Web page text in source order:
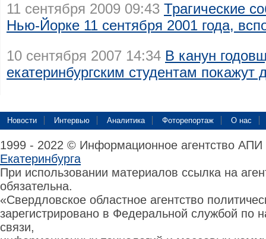
11 сентября 2009 09:43 Трагические
Нью-Йорке 11 сентября 2001 года,
10 сентября 2007 14:34 В канун
екатеринбургским студентам
Новости Интервью Аналитика Фоторепортаж О нас
1999 - 2022 © Информационное агентство
Екатеринбурга
При использовании материалов ссылка на
обязательна.
«Свердловское областное агентство
зарегистрировано в Федеральной службой по
связи,